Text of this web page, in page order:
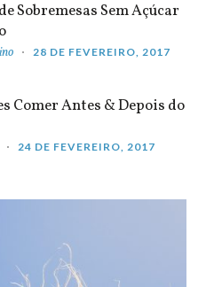
Sobremesas Sem Açúcar
28 DE FEVEREIRO, 2017
Comer Antes & Depois do
24 DE FEVEREIRO, 2017